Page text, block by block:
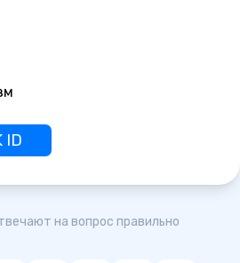
ID
на вопрос правильно